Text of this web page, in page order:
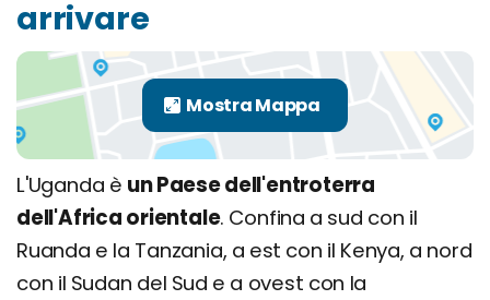
arrivare
L'Uganda è un Paese dell'entroterra
dell'Africa orientale. Confina a sud con il
Ruanda e la Tanzania, a est con il Kenya, a nord
con il Sudan del Sud e a ovest con la